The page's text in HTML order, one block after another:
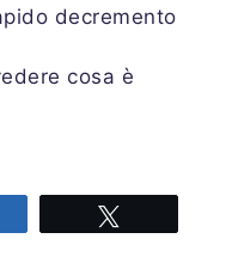
decremento
cosa è